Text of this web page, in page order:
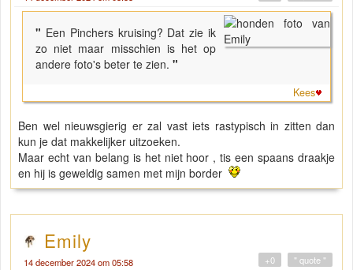
" Een Pinchers kruising? Dat zie ik
zo niet maar misschien is het op
andere foto's beter te zien. "
Kees
Ben wel nieuwsgierig er zal vast iets rastypisch in zitten dan
kun je dat makkelijker uitzoeken.
Maar echt van belang is het niet hoor , tis een spaans draakje
en hij is geweldig samen met mijn border
Emily
14 december 2024 om 05:58 " quote "
+0